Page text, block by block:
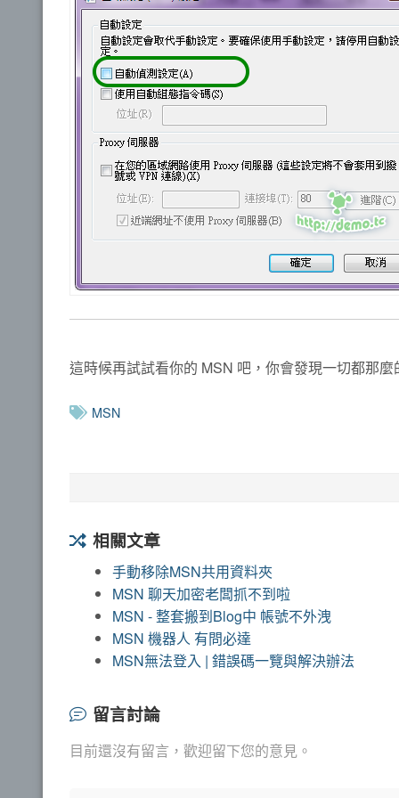
這時候再試試看你的 MSN 吧，你會發現一切都那麼
MSN
相關文章
手動移除MSN共用資料夾
MSN 聊天加密老闆抓不到啦
MSN - 整套搬到Blog中 帳號不外洩
MSN 機器人 有問必達
MSN無法登入 | 錯誤碼一覽與解決辦法
留言討論
目前還沒有留言，歡迎留下您的意見。